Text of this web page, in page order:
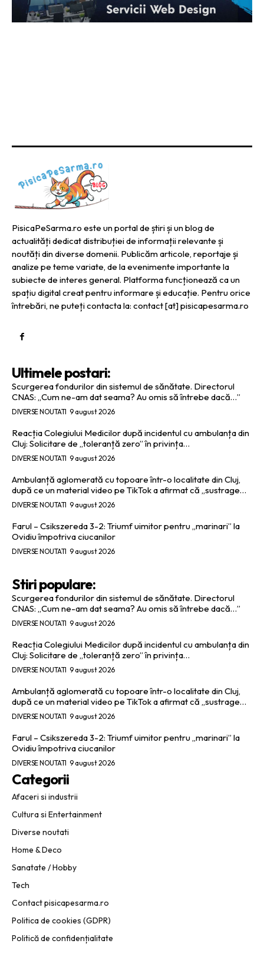
PisicaPeSarma.ro este un portal de știri și un blog de
actualități dedicat distribuției de informații relevante și
noutăți din diverse domenii. Publicăm articole, reportaje și
analize pe teme variate, de la evenimente importante la
subiecte de interes general. Platforma funcționează ca un
spațiu digital creat pentru informare și educație. Pentru orice
întrebări, ne puteți contacta la: contact [at] pisicapesarma.ro
Ultimele postari:
Scurgerea fondurilor din sistemul de sănătate. Directorul
CNAS: „Cum ne-am dat seama? Au omis să întrebe dacă…”
DIVERSE NOUTATI 9 august 2026
Reacția Colegiului Medicilor după incidentul cu ambulanța din
Cluj: Solicitare de „toleranță zero” în privința…
DIVERSE NOUTATI 9 august 2026
Ambulanță aglomerată cu topoare într-o localitate din Cluj,
după ce un material video pe TikTok a afirmat că „sustrage…
DIVERSE NOUTATI 9 august 2026
Farul – Csikszereda 3-2: Triumf uimitor pentru „marinari” la
Ovidiu împotriva ciucanilor
DIVERSE NOUTATI 9 august 2026
Stiri populare:
Scurgerea fondurilor din sistemul de sănătate. Directorul
CNAS: „Cum ne-am dat seama? Au omis să întrebe dacă…”
DIVERSE NOUTATI 9 august 2026
Reacția Colegiului Medicilor după incidentul cu ambulanța din
Cluj: Solicitare de „toleranță zero” în privința…
DIVERSE NOUTATI 9 august 2026
Ambulanță aglomerată cu topoare într-o localitate din Cluj,
după ce un material video pe TikTok a afirmat că „sustrage…
DIVERSE NOUTATI 9 august 2026
Farul – Csikszereda 3-2: Triumf uimitor pentru „marinari” la
Ovidiu împotriva ciucanilor
DIVERSE NOUTATI 9 august 2026
Categorii
Afaceri si industrii
Cultura si Entertainment
Diverse noutati
Home & Deco
Sanatate / Hobby
Tech
Contact pisicapesarma.ro
Politica de cookies (GDPR)
Politică de confidențialitate